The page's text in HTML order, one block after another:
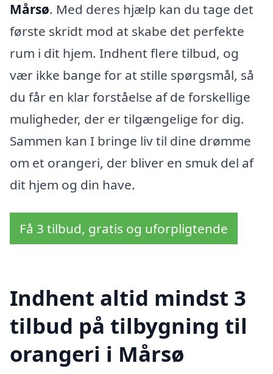
Mårsø. Med deres hjælp kan du tage det
første skridt mod at skabe det perfekte
rum i dit hjem. Indhent flere tilbud, og
vær ikke bange for at stille spørgsmål, så
du får en klar forståelse af de forskellige
muligheder, der er tilgængelige for dig.
Sammen kan I bringe liv til dine drømme
om et orangeri, der bliver en smuk del af
dit hjem og din have.
Få 3 tilbud, gratis og uforpligtende
Indhent altid mindst 3
tilbud på tilbygning til
orangeri i Mårsø